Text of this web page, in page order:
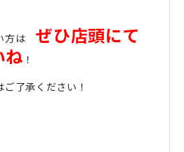
方はぜひ店頭にて
ね ！
了承ください！